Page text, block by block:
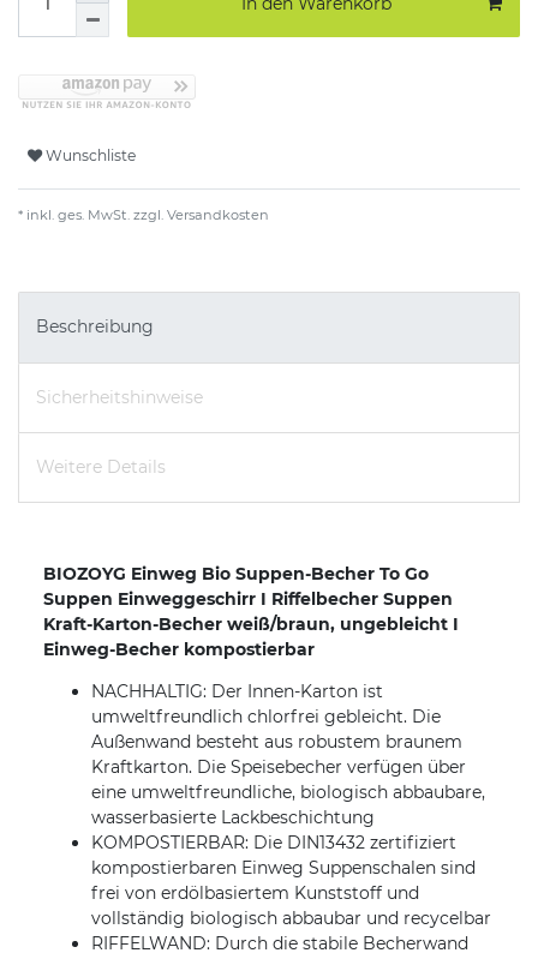
Wunschliste
* inkl. ges. MwSt. zzgl. Versandkosten
Beschreibung
Sicherheitshinweise
Weitere Details
BIOZOYG Einweg Bio Suppen-Becher To Go
Suppen Einweggeschirr I Riffelbecher Suppen
Kraft-Karton-Becher weiß/braun, ungebleicht I
Einweg-Becher kompostierbar
NACHHALTIG: Der Innen-Karton ist
umweltfreundlich chlorfrei gebleicht. Die
Außenwand besteht aus robustem braunem
Kraftkarton. Die Speisebecher verfügen über
eine umweltfreundliche, biologisch abbaubare,
wasserbasierte Lackbeschichtung
KOMPOSTIERBAR: Die DIN13432 zertifiziert
kompostierbaren Einweg Suppenschalen sind
frei von erdölbasiertem Kunststoff und
vollständig biologisch abbaubar und recycelbar
RIFFELWAND: Durch die stabile Becherwand